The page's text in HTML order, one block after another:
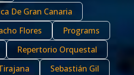
De Gran Canaria
Flores
Programs
Repertorio Orquestal
Sebastián Gil